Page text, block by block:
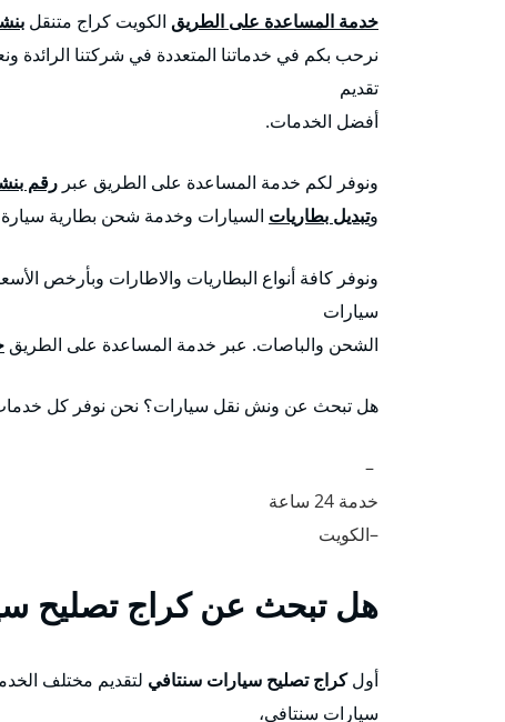
خدمة المساعدة على الطريق الكويت كراج متنقل
نرحب بكم في خدماتنا المتعددة في شركتنا الرائدة
تقديم
أفضل الخدمات.
ونوفر لكم خدمة المساعدة على الطريق عبر رقم
وتبديل بطاريات السيارات وخدمة شحن بطارية سيارة
ونوفر كافة أنواع البطاريات والاطارات وبأرخص
سيارات
الشحن والباصات. عبر خدمة المساعدة على الطريق
هل تبحث عن ونش نقل سيارات؟ نحن نوفر كل خدمات
–
خدمة 24 ساعة
–الكويت
هل تبحث عن كراج تصليح
أولكراج تصليح سيارات سنتافي لتقديم مختلف
سيارات سنتافي،